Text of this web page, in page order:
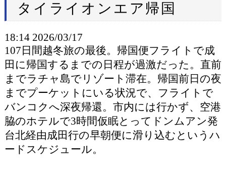
タイライオンエア帰国
18:14 2026/03/17
107日間越冬旅の最後。帰国便フライトで成
田に帰国するまでの日程が過激だった。直前
までラチャ島でリゾート滞在。帰国前日の夜
までプーケットにいる状況で、フライトで
バンコクへ深夜帰還。市内には行かず、空港
脇のホテルで3時間仮眠とってドンムアン発
台北経由成田行の早朝便に滑り込むというハ
ードスケジュール。